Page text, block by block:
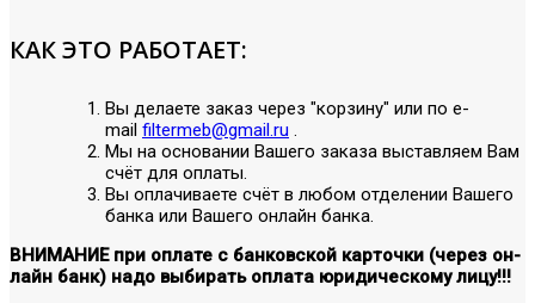
КАК ЭТО РАБОТАЕТ:
Вы делаете заказ через "корзину" или по е-
mail filtermeb@gmail.ru .
Мы на основании Вашего заказа выставляем Вам
счёт для оплаты.
Вы оплачиваете счёт в любом отделении Вашего
банка или Вашего онлайн банка.
ВНИМАНИЕ при оплате с банковской карточки (через он-
лайн банк) надо выбирать оплата юридическому лицу!!!